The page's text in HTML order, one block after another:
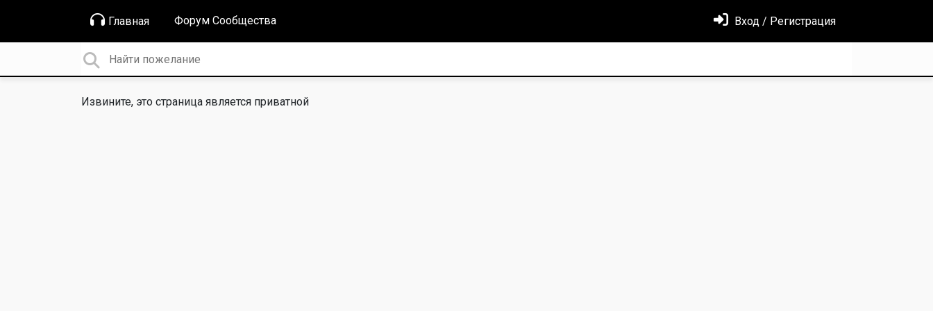
Главная Форум Сообщества Вход / Регистрация
Извините, это страница является приватной